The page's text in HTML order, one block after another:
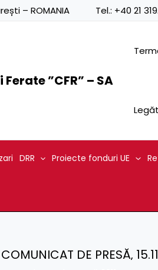
– ROMANIA Tel.: +40 21
”CFR” – SA
DRR Proiecte fonduri UE
COMUNICAT DE PRESĂ‚